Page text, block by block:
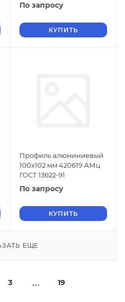
По запросу
КУПИТЬ
Профиль алюминиевый
100х102 мм 420619 АМц
ГОСТ 13622-91
По запросу
КУПИТЬ
ЕЩЕ
3 19